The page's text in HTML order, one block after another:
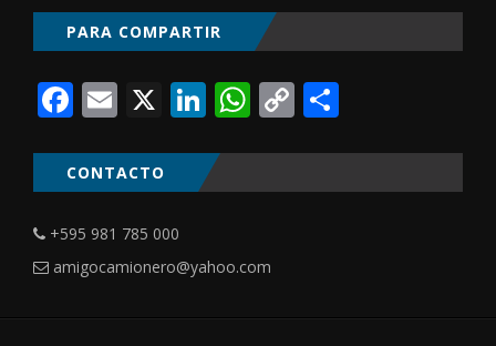
PARA COMPARTIR
Facebook
Email
X LinkedIn
WhatsApp
Copy
CONTACTO
+595 981 785 000
amigocamionero@yahoo.com